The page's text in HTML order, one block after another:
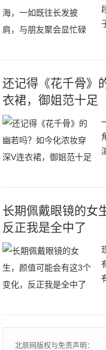
还记得《花千骨》
衣裙，御姐范十足
长期佩戴眼镜的女
反正我是全中了
北辰网版权与免责声明：